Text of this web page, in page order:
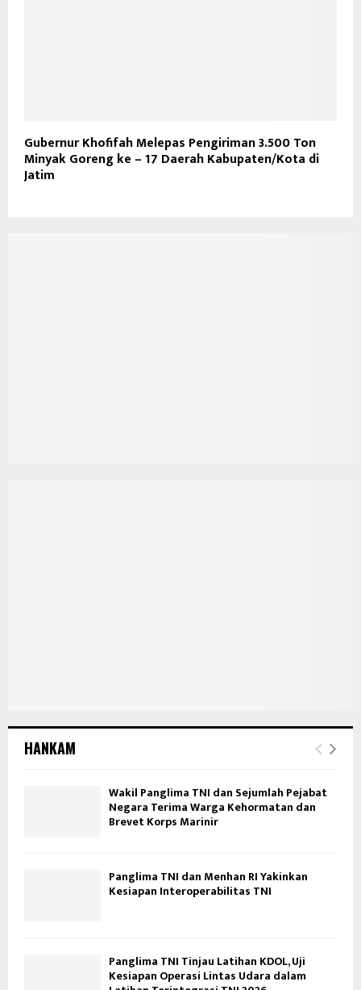
Gubernur Khofifah Melepas Pengiriman 3.500 Ton
Minyak Goreng ke – 17 Daerah Kabupaten/Kota di
Jatim
HANKAM
Wakil Panglima TNI dan Sejumlah Pejabat
Negara Terima Warga Kehormatan dan
Brevet Korps Marinir
Panglima TNI dan Menhan RI Yakinkan
Kesiapan Interoperabilitas TNI
Panglima TNI Tinjau Latihan KDOL, Uji
Kesiapan Operasi Lintas Udara dalam